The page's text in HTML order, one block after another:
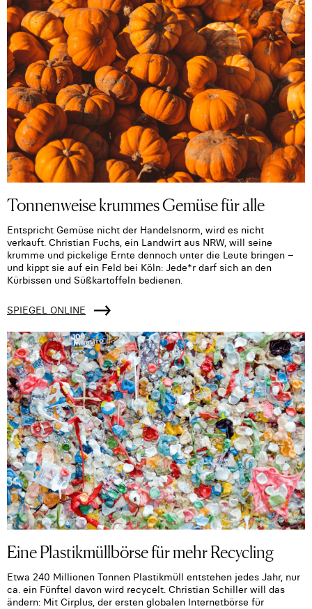
Tonnenweise krummes Gemüse für alle
Entspricht Gemüse nicht der Handelsnorm, wird es nicht
verkauft. Christian Fuchs, ein Landwirt aus NRW, will seine
krumme und pickelige Ernte dennoch unter die Leute bringen –
und kippt sie auf ein Feld bei Köln: Jede*r darf sich an den
Kürbissen und Süßkartoffeln bedienen.
SPIEGEL ONLINE
Eine Plastikmüllbörse für mehr Recycling
Etwa 240 Millionen Tonnen Plastikmüll entstehen jedes Jahr, nur
ca. ein Fünftel davon wird recycelt. Christian Schiller will das
ändern: Mit Cirplus, der ersten globalen Internetbörse für